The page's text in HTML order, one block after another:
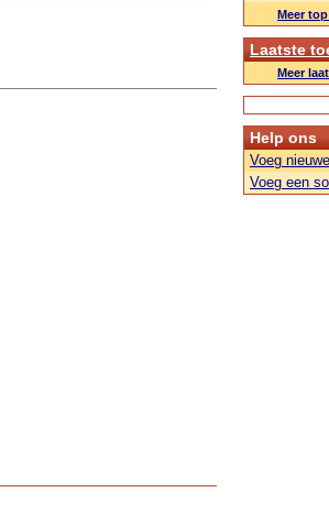
Meer
Laatste
Meer
Help ons
Voeg
Voeg een